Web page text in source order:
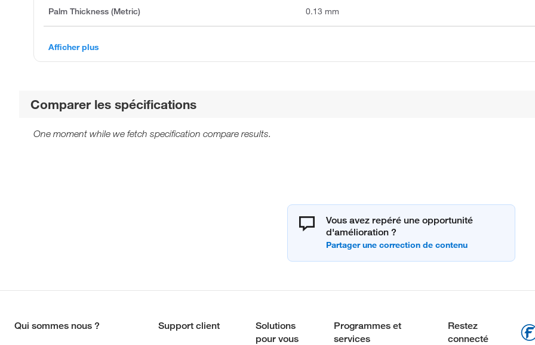
Palm Thickness (Metric) 0.13 mm
Afficher plus
Comparer les spécifications
One moment while we fetch specification compare results.
Vous avez repéré une opportunité
d'amélioration ?
Qui sommes nous ? Support client
Solutions
pour vous
Programmes et
services
Restez
connecté